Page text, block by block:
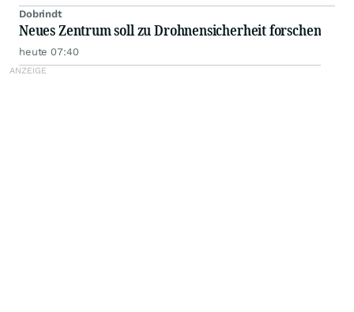
Dobrindt
Neues Zentrum soll zu Drohnensicherheit forschen
heute 07:40